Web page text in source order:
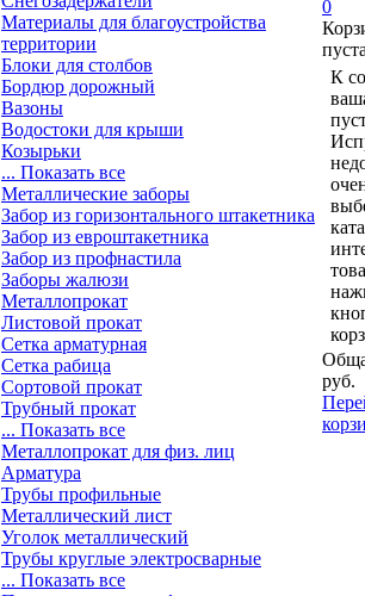
Материалы для благоустройства
территории
Блоки для столбов
Бордюр дорожный
Вазоны
Водостоки для крыши
Козырьки
... Показать все
Металлические заборы
Забор из горизонтального штакетника
Забор из евроштакетника
Забор из профнастила
Заборы жалюзи
Металлопрокат
Листовой прокат
Сетка арматурная
Сетка рабица
Сортовой прокат
Трубный прокат
... Показать все
Металлопрокат для физ. лиц
Арматура
Трубы профильные
Металлический лист
Уголок металлический
Трубы круглые электросварные
... Показать все
0
К
руб.